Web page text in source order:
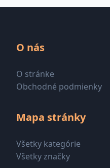
O nás
O stránke
Obchodné podmienky
Mapa stránky
Všetky kategórie
Všetky značky